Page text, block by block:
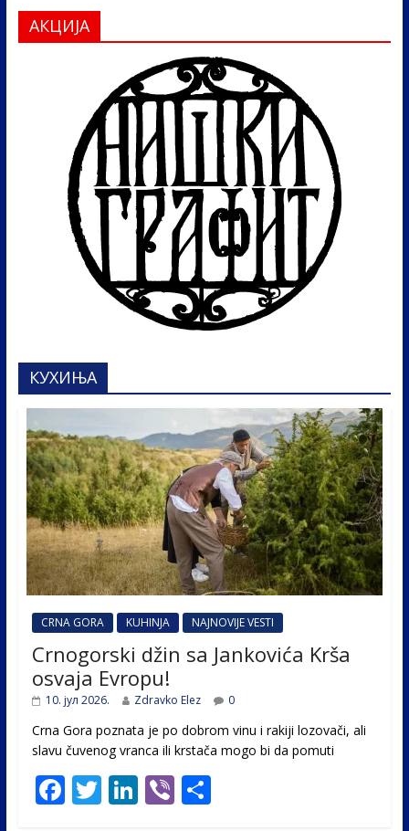
АКЦИЈА
КУХИЊА
CRNA GORA KUHINJA NAJNOVIJE VESTI
Crnogorski džin sa Jankovića Krša
osvaja Evropu!
10. јул 2026. Zdravko Elez 0
Crna Gora poznata je po dobrom vinu i rakiji lozovači, ali
slavu čuvenog vranca ili krstača mogo bi da pomuti
F T Li Vi S